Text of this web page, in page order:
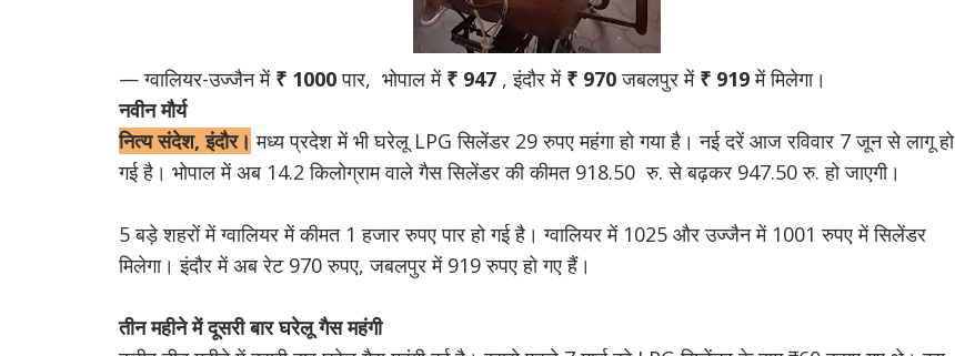
— ग्वालियर-उज्जैन में ₹ 1000पार, भोपाल में ₹ 947 , इंदौर में ₹ 970जबलपुर में ₹ 919में मिलेगा।
नवीन मौर्य
नित्य संदेश, इंदौर। मध्य प्रदेश में भी घरेलू LPG सिलेंडर 29 रुपए महंगा हो गया है। नई दरें आज रविवार 7 जून से लागू हो
गई है। भोपाल में अब 14.2 किलोग्राम वाले गैस सिलेंडर की कीमत 918.50 रु. से बढ़कर 947.50 रु. हो जाएगी।
5 बड़े शहरों में ग्वालियर में कीमत 1 हजार रुपए पार हो गई है। ग्वालियर में 1025 और उज्जैन में 1001 रुपए में सिलेंडर
मिलेगा। इंदौर में अब रेट 970 रुपए, जबलपुर में 919 रुपए हो गए हैं।
तीन महीने में दूसरी बार घरेलू गैस महंगी